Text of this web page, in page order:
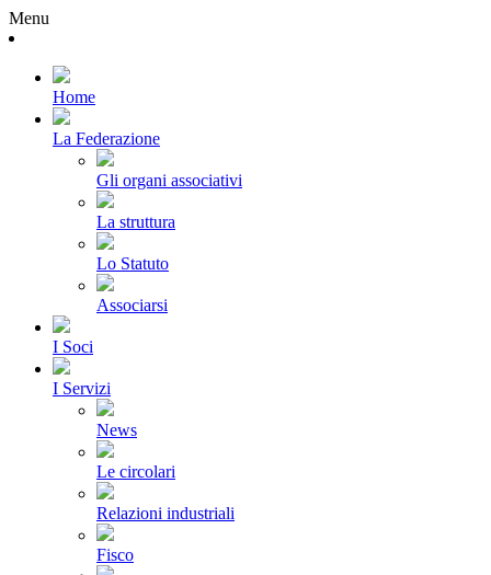
Menu
Home
La Federazione
Gli organi associativi
La struttura
Lo Statuto
Associarsi
I Soci
I Servizi
News
Le circolari
Relazioni industriali
Fisco